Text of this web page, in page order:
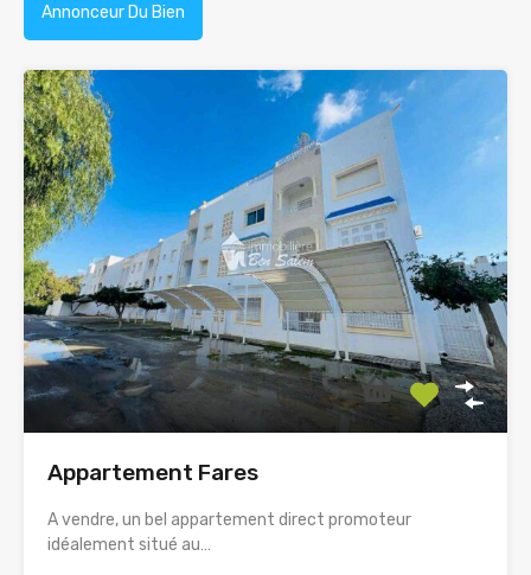
Annonceur Du Bien
Appartement Fares
A vendre, un bel appartement direct promoteur
idéalement situé au…